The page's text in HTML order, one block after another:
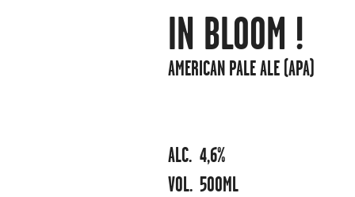
IN BLOOM !
AMERICAN PALE ALE (APA)
ALC. 4,6%
VOL. 500ML